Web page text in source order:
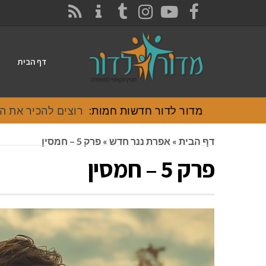
FACEBOOK
YOUTUBE
INSTAGRAM
TUMBLR
דף הבית
מדור לדור חדשות חמות: רוצים להכיר את
דף הבית » אפרת ננר חדש » פרק 5 – חמסין
פרק 5 – חמסין